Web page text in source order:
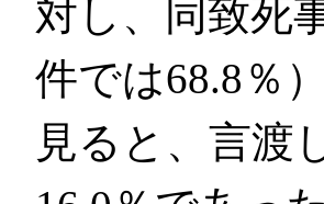
対し、同致死
件では68.8％
見ると、言渡